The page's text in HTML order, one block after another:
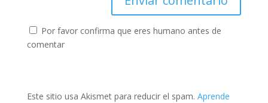
Por favor confirma que eres humano antes de
comentar
Este sitio usa Akismet para reducir el spam. Aprende